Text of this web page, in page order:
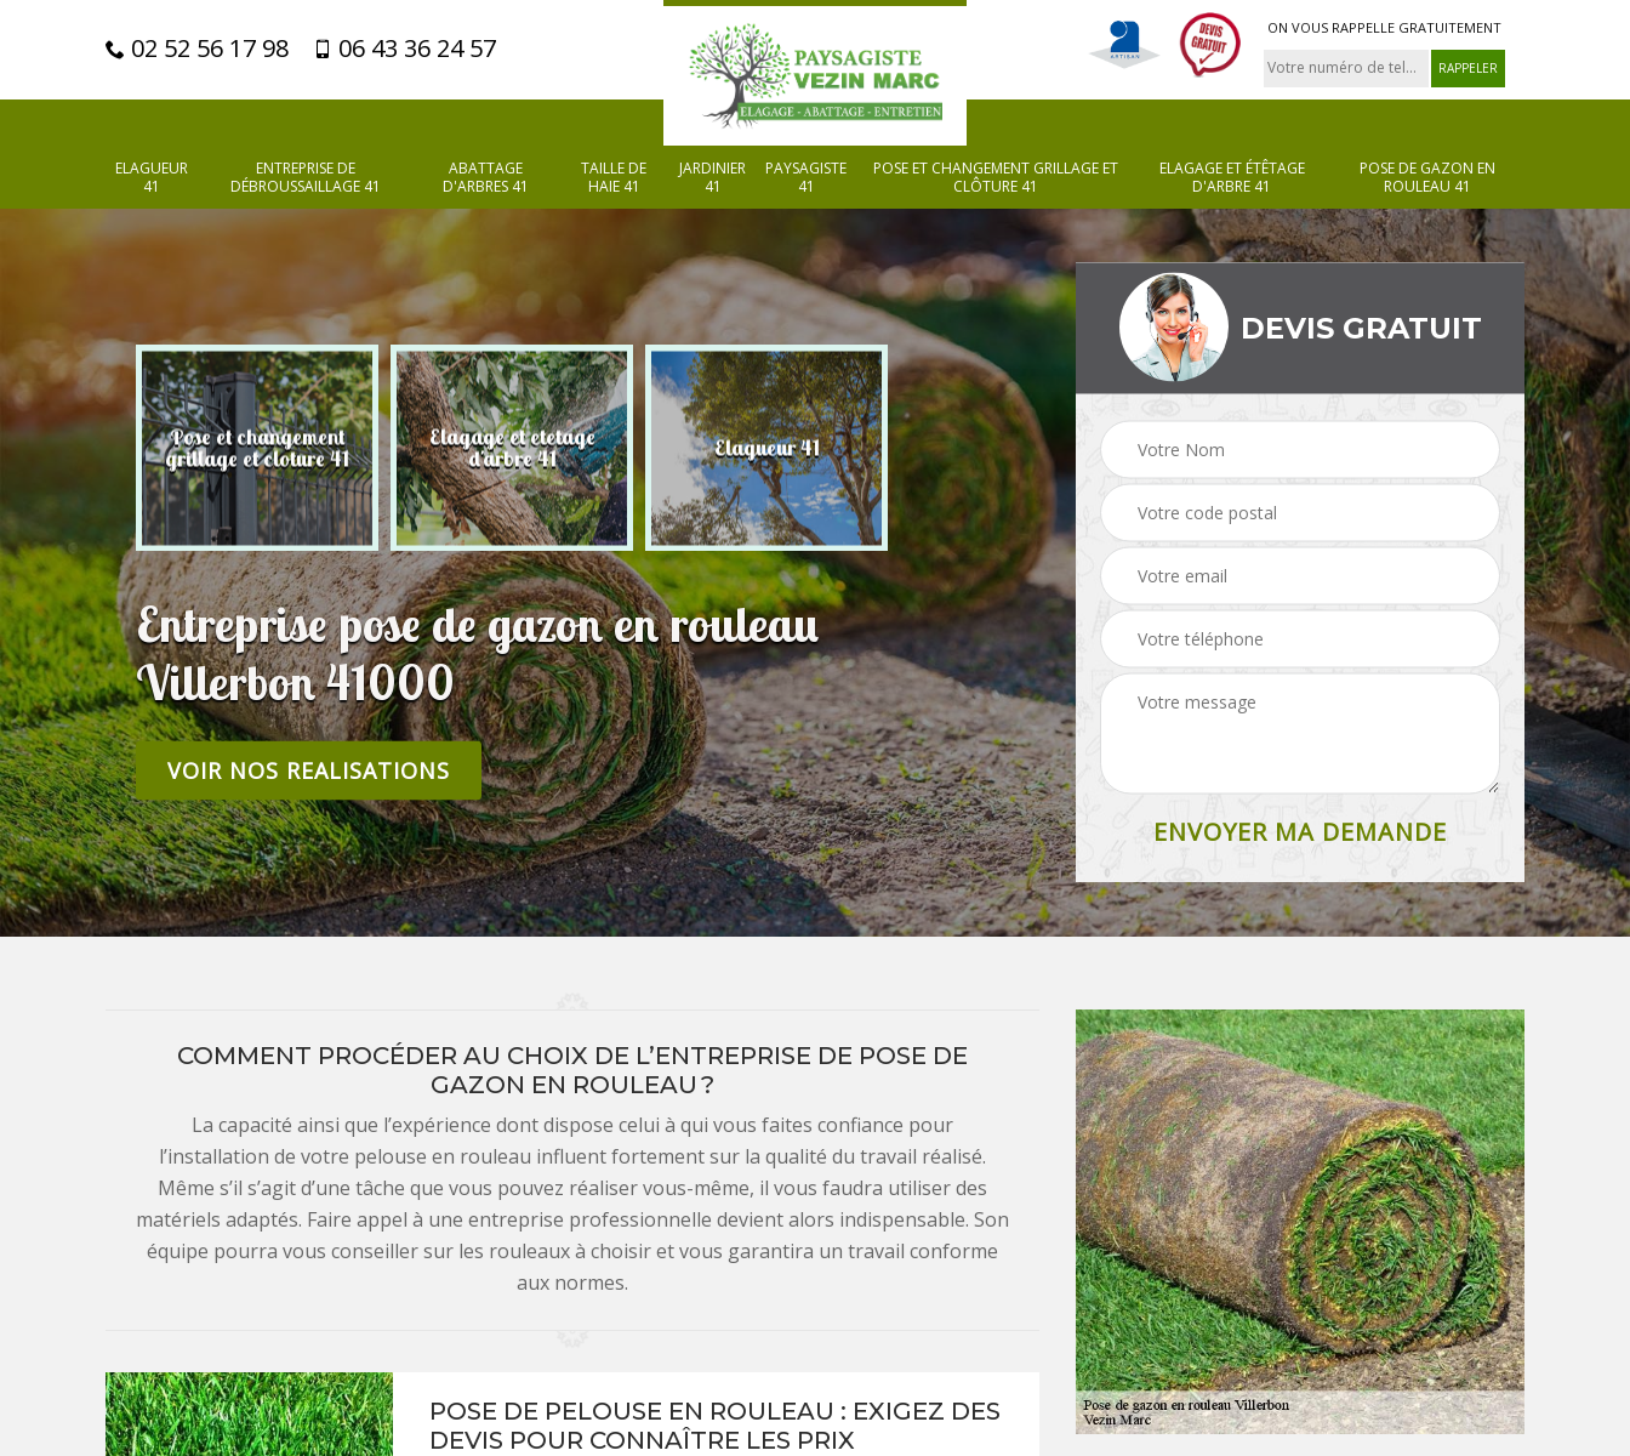
02 52 56 17 98 06 43 36 24 57
ON VOUS RAPPELLE GRATUITEMENT
ELAGUEUR
41
ENTREPRISE DE
DÉBROUSSAILLAGE 41
ABATTAGE
D'ARBRES 41
TAILLE DE
HAIE 41
JARDINIER
41
PAYSAGISTE
41
POSE ET CHANGEMENT GRILLAGE ET
CLÔTURE 41
ELAGAGE ET ÉTÊTAGE
D'ARBRE 41
POSE DE GAZON EN
ROULEAU 41
41 Pose et changement
grillage et cloture 41
Elagage et etetage
d'arbre 41 Elagueur 41 Paysagiste 41 Taille de haie 41
Entreprise pose de gazon en rouleau
Villerbon 41000
VOIR NOS REALISATIONS
DEVIS GRATUIT
COMMENT PROCÉDER AU CHOIX DE L’ENTREPRISE DE POSE DE
GAZON EN ROULEAU ?
La capacité ainsi que l’expérience dont dispose celui à qui vous faites confiance pour
l’installation de votre pelouse en rouleau influent fortement sur la qualité du travail réalisé.
Même s’il s’agit d’une tâche que vous pouvez réaliser vous-même, il vous faudra utiliser des
matériels adaptés. Faire appel à une entreprise professionnelle devient alors indispensable. Son
équipe pourra vous conseiller sur les rouleaux à choisir et vous garantira un travail conforme
aux normes.
POSE DE PELOUSE EN ROULEAU : EXIGEZ DES
DEVIS POUR CONNAÎTRE LES PRIX